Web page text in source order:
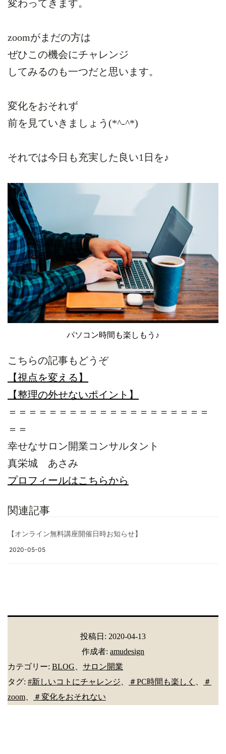
変わってきます。
zoomがまだの方は
ぜひこの機会にチャレンジ
してみるのも一つだと思います。
変化をおそれず
前を見ていきましょう(*^-^*)
それでは今日も充実した良い1日を♪
パソコン時間も楽しもう♪
こちらの記事もどうぞ
【視点を変える】
【整理の外せないポイント】
＝＝＝＝＝＝＝＝＝＝＝＝＝＝＝＝＝＝＝＝
＝＝
幸せなサロン開業コンサルタント
真栄城 あさみ
プロフィールはこちらから
関連記事
【オンライン無料講座開催日時お知らせ】
2020-05-05
投稿日: 2020-04-13
作成者: amudesign
カテゴリー: BLOG
サロン開業
タグ: #新しいコトにチャレンジ ＃PC時間も楽しく
＃
zoom
＃変化をおそれない